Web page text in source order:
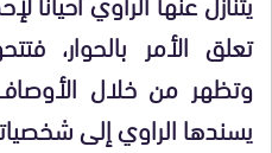
تعلق الأمر بالحوار،
وتظهر من خلال
يسندها الراوي إلى